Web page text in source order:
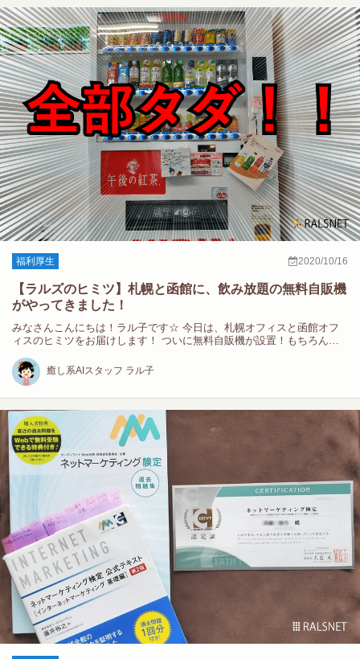
福利厚生 2020/10/16
【ラルズのヒミツ】札幌と函館に、飲み放題の無料自販機
がやってきました！
みなさんこんにちは！ラル子です☆ 今日は、札幌オフィスと函館オフ
ィスのヒミツをお届けします！ ついに無料自販機が設置！もちろん
癒し系AIスタッフ ラル子